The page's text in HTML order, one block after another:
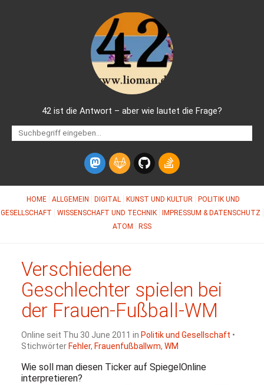
42 ist die Antwort – aber wie lautet die Frage?
HOME ALLGEMEIN DIGITAL KUNST UND KULTUR
POLITIK UND
GESELLSCHAFT
WISSENSCHAFT UND TECHNIK
IMPRESSUM & DATENSCHUTZ
ATOM
RSS
Verschiedene
Geschlechter spielen bei
der Frauen-Fußball-WM
Online seit Thu 30 June 2011 in Politik und Gesellschaft •
Stichwörter Fehler, Frauenfußballwm, WM
Wie soll man diesen Ticker auf SpiegelOnline
interpretieren?